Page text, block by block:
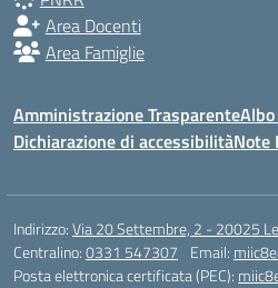
Area Docenti
Area Famiglie
Amministrazione Trasparente
Dichiarazione di accessibilitàNote
Indirizzo:Via 20 Settembre, 2 - 20025
Centralino:0331 547307 Email:
Posta elettronica certificata (PEC):